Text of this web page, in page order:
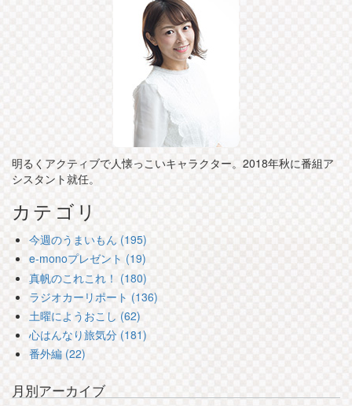
明るくアクティブで人懐っこいキャラクター。2018年秋に番組ア
シスタント就任。
カテゴリ
今週のうまいもん (195)
e-monoプレゼント (19)
真帆のこれこれ！ (180)
ラジオカーリポート (136)
土曜にようおこし (62)
心はんなり旅気分 (181)
番外編 (22)
月別アーカイブ